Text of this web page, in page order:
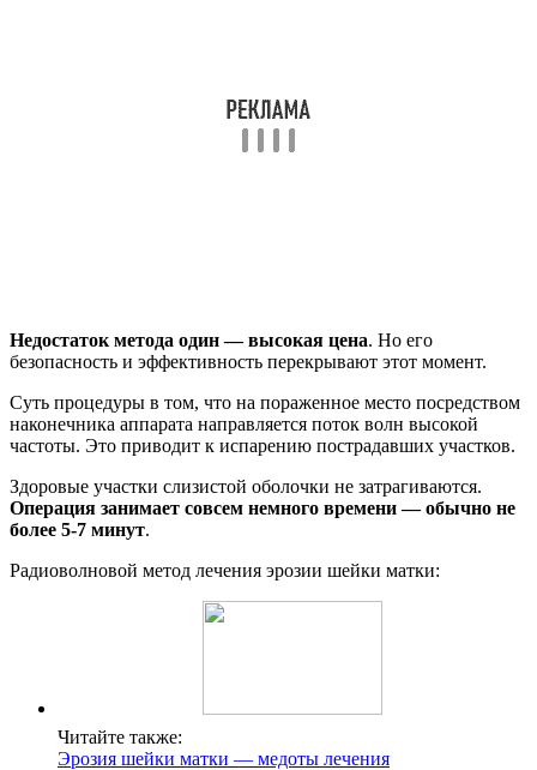
Недостаток метода один — высокая цена. Но его
безопасность и эффективность перекрывают этот момент.
Суть процедуры в том, что на пораженное место посредством
наконечника аппарата направляется поток волн высокой
частоты. Это приводит к испарению пострадавших участков.
Здоровые участки слизистой оболочки не затрагиваются.
Операция занимает совсем немного времени — обычно не
более 5-7 минут.
Радиоволновой метод лечения эрозии шейки матки:
Читайте также:
Эрозия шейки матки — медоты лечения